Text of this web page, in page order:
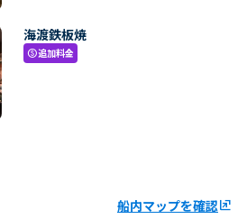
海渡鉄板焼
paid追加料金
船内マップを確認ungroup